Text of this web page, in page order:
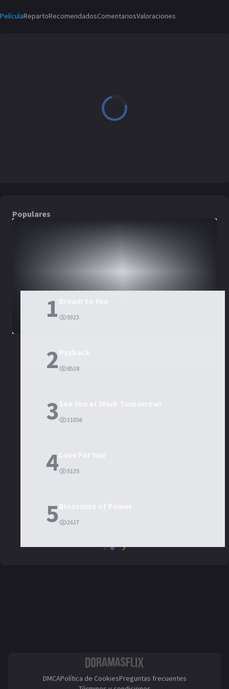
PelículaRepartoRecomendadosComentariosValoraciones
Populares
1 9323
2 8518
3 11056
4 5135
5 2617
DMCAPolítica de CookiesPreguntas frecuentes